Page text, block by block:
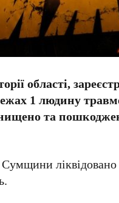
області,
1 людину
та